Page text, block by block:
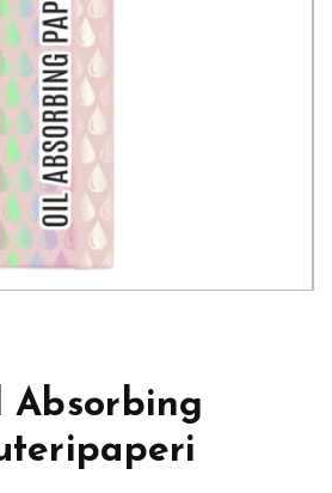
Absorbing